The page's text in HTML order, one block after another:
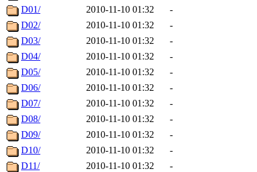
D01/
2010-11-10 01:32
-
D02/
2010-11-10 01:32
-
D03/
2010-11-10 01:32
-
D04/
2010-11-10 01:32
-
D05/
2010-11-10 01:32
-
D06/
2010-11-10 01:32
-
D07/
2010-11-10 01:32
-
D08/
2010-11-10 01:32
-
D09/
2010-11-10 01:32
-
D10/
2010-11-10 01:32
-
D11/
2010-11-10 01:32
-